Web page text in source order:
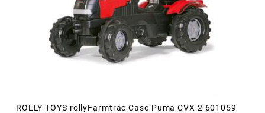
ROLLY TOYS rollyFarmtrac Case Puma CVX 2 601059